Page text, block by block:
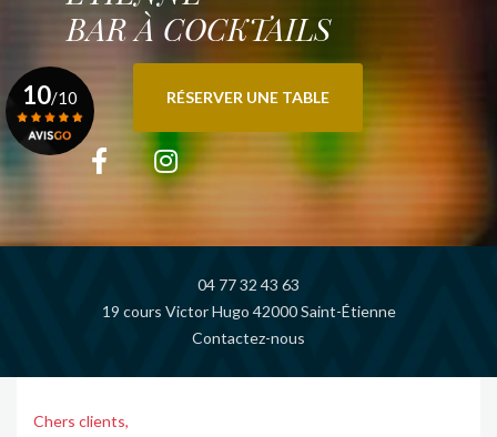
BAR À COCKTAILS
RÉSERVER UNE TABLE
04 77 32 43 63
19 cours Victor Hugo 42000 Saint-Étienne
Contactez-nous
10/10
Chers clients,